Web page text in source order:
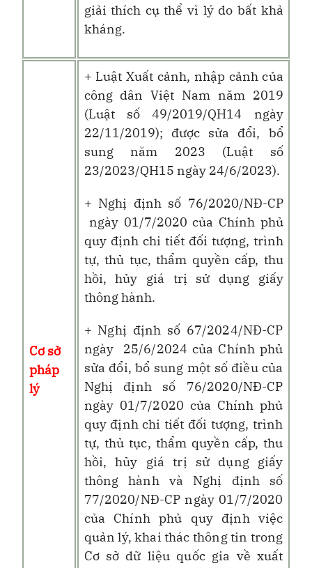
giải thích cụ thể vì lý do bất khả
kháng.
Cơ sở
pháp
lý
+ Luật Xuất cảnh, nhập cảnh của
công dân Việt Nam năm 2019
(Luật số 49/2019/QH14 ngày
22/11/2019); được sửa đổi, bổ
sung năm 2023 (Luật số
23/2023/QH15 ngày 24/6/2023).
+ Nghị định số 76/2020/NĐ-CP
ngày 01/7/2020 của Chính phủ
quy định chi tiết đối tượng, trình
tự, thủ tục, thẩm quyền cấp, thu
hồi, hủy giá trị sử dụng giấy
thông hành.
+ Nghị định số 67/2024/NĐ-CP
ngày
25/6/2024 của Chính phủ
sửa đổi, bổ sung một số điều của
Nghị định số 76/2020/NĐ-CP
ngày 01/7/2020 của Chính phủ
quy định chi tiết đối tượng, trình
tự, thủ tục, thẩm quyền cấp, thu
hồi, hủy giá trị sử dụng giấy
thông hành và Nghị định số
77/2020/NĐ-CP ngày 01/7/2020
của Chính phủ quy định việc
quản lý, khai thác thông tin trong
Cơ sở dữ liệu quốc gia về xuất